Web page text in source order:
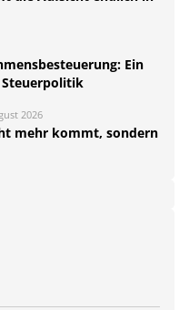
Ein
2026
mehr kommt, sondern